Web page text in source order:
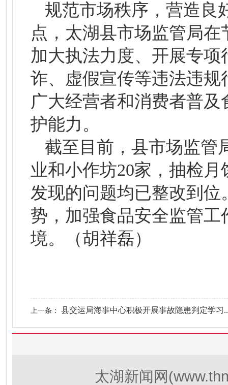
规范市场秩序，营造良
点，太湖县市场监管局
加大执法力度、开展专
诈、虚假宣传等违法违
广大经营者和消费者普
护能力。
截至目前，县市场监管
业和小作坊20家，抽检
发现的问题均已整改到
势，加强食品安全监管
境。（胡祥磊）
上一条： 县交运局海事中心积极开展事故隐患判定学习
太湖新闻网